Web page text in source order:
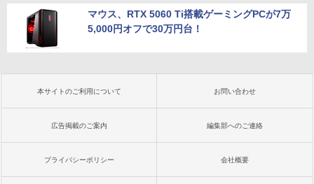
マウス、RTX 5060 Ti搭載ゲーミングPCが7万
5,000円オフで30万円台！
本サイトのご利用について お問い合わせ
広告掲載のご案内 編集部へのご連絡
プライバシーポリシー 会社概要